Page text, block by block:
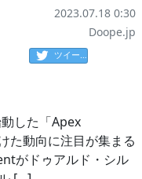
2023.07.18 0:30
Doope.jp
ツイート
した「Apex
た動向に注目が集まる
がドゥアルド・シル